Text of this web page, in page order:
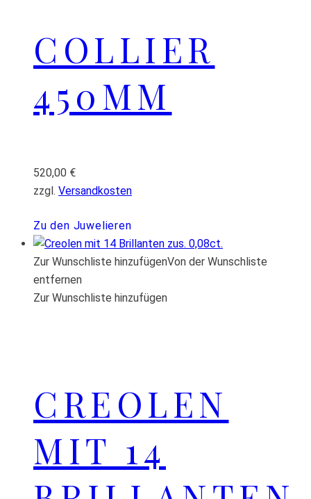
COLLIER
450MM
520,00 €
zzgl. Versandkosten
Zu den Juwelieren
Zur Wunschliste hinzufügenVon der Wunschliste
entfernen
Zur Wunschliste hinzufügen
CREOLEN
MIT 14